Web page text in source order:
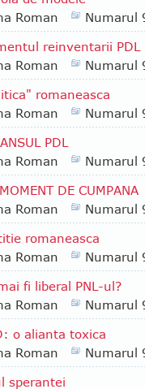
Roman
Numarul
reinventarii PDL
Roman
Numarul
romaneasca
Roman
Numarul
PDL
Roman
Numarul
DE CUMPANA
Roman
Numarul
romaneasca
Roman
Numarul
fi liberal PNL-ul?
Roman
Numarul
o alianta toxica
Roman
Numarul
sperantei